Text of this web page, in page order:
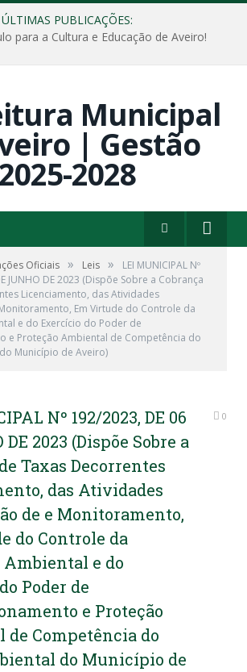
ÚLTIMAS PUBLICAÇÕES:
para a Cultura e Educação de Aveiro!
Oficiais » Leis »
LEI MUNICIPAL Nº
JUNHO DE 2023 (Dispõe Sobre a Cobrança
Licenciamento, das Atividades
Em Virtude do Controle da
e do Exercício do Poder de
e Proteção Ambiental de Competência do
Município de Aveiro)
Nº 192/2023, DE 06
DE 2023 (Dispõe Sobre a
Taxas Decorrentes
das Atividades
de e Monitoramento,
do Controle da
Ambiental e do
Poder de
e Proteção
Competência do
do Município de
0